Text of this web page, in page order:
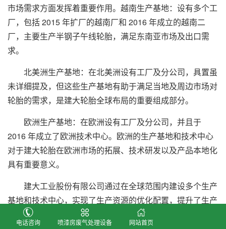
市场需求方面发挥着重要作用。越南生产基地：设有多个工
厂，包括 2015 年扩厂的越南厂和 2016 年成立的越南二
厂，主要生产半钢子午线轮胎，满足东南亚市场及出口需
求。
北美洲生产基地：在北美洲设有工厂及分公司，具置虽
未详细提及，但这些生产基地有助于满足当地及周边市场对
轮胎的需求，是建大轮胎全球布局的重要组成部分。
欧洲生产基地：在欧洲设有工厂及分公司，并且于
2016 年成立了欧洲技术中心。欧洲的生产基地和技术中心
对于建大轮胎在欧洲市场的拓展、技术研发以及产品本地化
具有重要意义。
建大工业股份有限公司通过在全球范围内建设多个生产
基地和技术中心，实现了生产资源的优化配置，提升了生产
效率和产品质量，增强了全球市场竞争力。特别是海外基地
电话咨询 喷漆房废气处理设备 网站首页